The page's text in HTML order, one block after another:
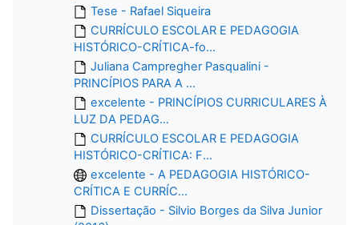
Tese - Rafael Siqueira
CURRÍCULO ESCOLAR E PEDAGOGIA
HISTÓRICO-CRÍTICA-fo...
Juliana Campregher Pasqualini -
PRINCÍPIOS PARA A ...
excelente - PRINCÍPIOS CURRICULARES À
LUZ DA PEDAG...
CURRÍCULO ESCOLAR E PEDAGOGIA
HISTÓRICO-CRÍTICA: F...
excelente - A PEDAGOGIA HISTÓRICO-
CRÍTICA E CURRÍC...
Dissertação - Silvio Borges da Silva Junior